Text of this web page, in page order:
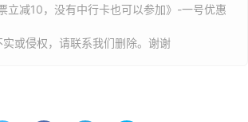
立减10，没有中行卡也可以参加》-一号优惠
或侵权，请联系我们删除。谢谢